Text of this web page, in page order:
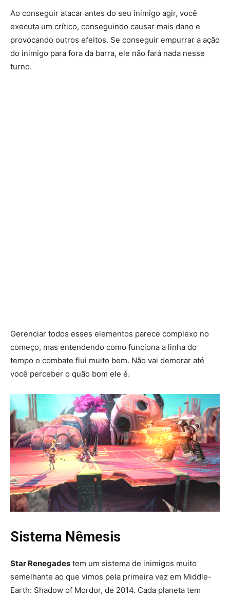
Ao conseguir atacar antes do seu inimigo agir, você
executa um crítico, conseguindo causar mais dano e
provocando outros efeitos. Se conseguir empurrar a ação
do inimigo para fora da barra, ele não fará nada nesse
turno.
Gerenciar todos esses elementos parece complexo no
começo, mas entendendo como funciona a linha do
tempo o combate flui muito bem. Não vai demorar até
você perceber o quão bom ele é.
Sistema Nêmesis
Star Renegades tem um sistema de inimigos muito
semelhante ao que vimos pela primeira vez em Middle-
Earth: Shadow of Mordor, de 2014. Cada planeta tem